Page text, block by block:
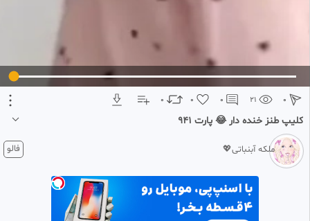
0 0 0 21 0
کلیپ طنز خنده دار 😂 پارت ۹۴۱
لایک فالو حمایت یادتون نره عزیزای دلم 😉 😉 😉 😉 😉 😉 😉 😉 😉 😉
ملکه آبنباتی💖 فالو